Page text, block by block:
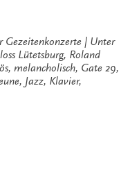
Gezeitenkonzerte
Unter
Lütetsburg, Roland
, melancholisch, Gate 29,
, Jazz, Klavier,